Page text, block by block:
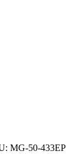
MG-50-433EP